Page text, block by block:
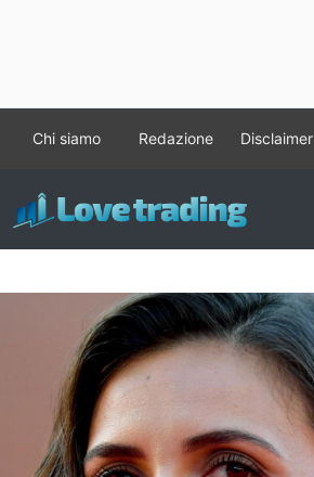
contenuto
Chi siamo Redazione Disclaimer